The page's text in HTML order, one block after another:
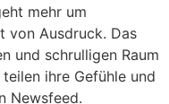
mehr um
von Ausdruck. Das
und schrulligen Raum
ihre Gefühle und
Newsfeed.